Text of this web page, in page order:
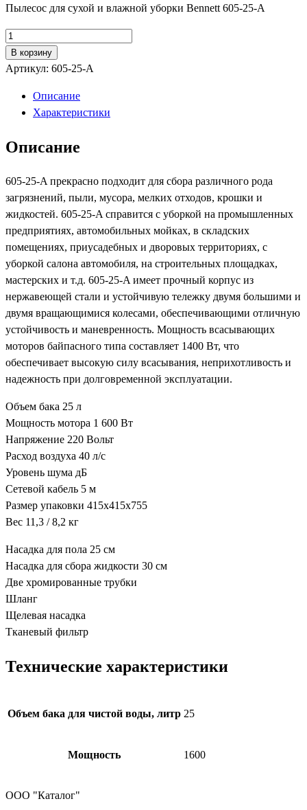
Пылесос для сухой и влажной уборки Bennett 605-25-A
Количество
товара
Пылесос
сухой
уборки
605-
25-
A
В корзину
Артикул: 605-25-A
Описание
Характеристики
Описание
605-25-A прекрасно подходит для сбора различного рода
загрязнений, пыли, мусора, мелких отходов, крошки и
жидкостей. 605-25-A справится с уборкой на промышленных
предприятиях, автомобильных мойках, в складских
помещениях, приусадебных и дворовых территориях, с
уборкой салона автомобиля, на строительных площадках,
мастерских и т.д. 605-25-A имеет прочный корпус из
нержавеющей стали и устойчивую тележку двумя большими и
двумя вращающимися колесами, обеспечивающими отличную
устойчивость и маневренность. Мощность всасывающих
моторов байпасного типа составляет 1400 Вт, что
обеспечивает высокую силу всасывания, неприхотливость и
надежность при долговременной эксплуатации.
Объем бака 25 л
Мощность мотора 1 600 Вт
Напряжение 220 Вольт
Расход воздуха 40 л/с
Уровень шума дБ
Сетевой кабель 5 м
Размер упаковки 415х415х755
Вес 11,3 / 8,2 кг
Насадка для пола 25 см
Насадка для сбора жидкости 30 см
Две хромированные трубки
Шланг
Щелевая насадка
Тканевый фильтр
Технические характеристики
Объем бака для чистой воды, литр 25
Мощность 1600
ООО "Каталог"